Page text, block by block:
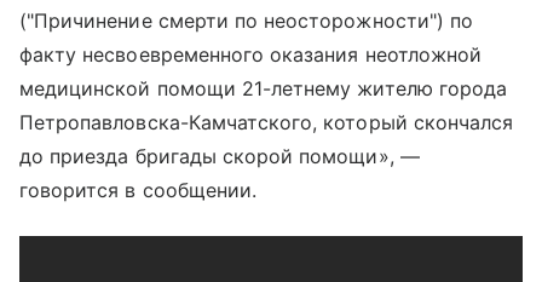
("Причинение смерти по неосторожности") по
факту несвоевременного оказания неотложной
медицинской помощи 21-летнему жителю города
Петропавловска-Камчатского, который скончался
до приезда бригады скорой помощи», —
говорится в сообщении.